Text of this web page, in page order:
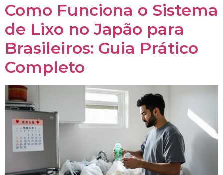
Como Funciona o Sistema
de Lixo no Japão para
Brasileiros: Guia Prático
Completo